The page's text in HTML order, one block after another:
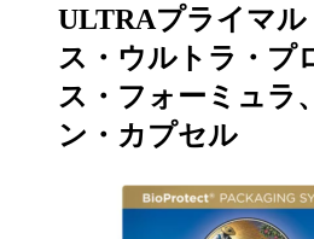
ULTRAプライマ
ス・ウルトラ・プ
ス・フォーミュラ
ン・カプセル